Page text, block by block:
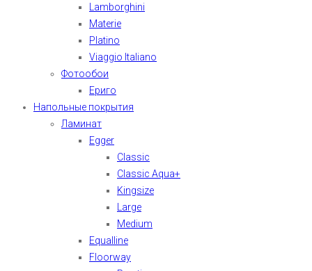
Lamborghini
Materie
Platino
Viaggio Italiano
Фотообои
Ериго
Напольные покрытия
Ламинат
Egger
Classic
Classic Aqua+
Kingsize
Large
Medium
Equalline
Floorway